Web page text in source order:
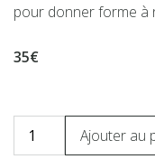
pour donner forme à
35€
Ajouter au